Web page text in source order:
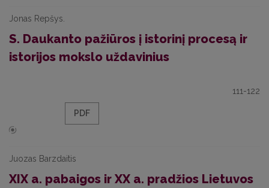
Jonas Repšys.
S. Daukanto pažiūros į istorinį procesą ir
istorijos mokslo uždavinius
111-122
PDF
Juozas Barzdaitis
XIX a. pabaigos ir XX a. pradžios Lietuvos